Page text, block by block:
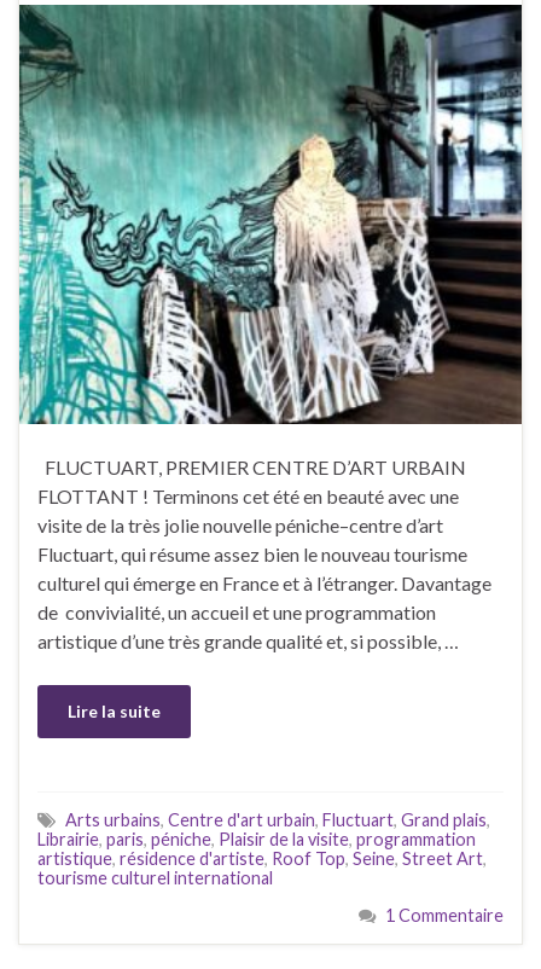
FLUCTUART, PREMIER CENTRE D’ART URBAIN
FLOTTANT ! Terminons cet été en beauté avec une
visite de la très jolie nouvelle péniche–centre d’art
Fluctuart, qui résume assez bien le nouveau tourisme
culturel qui émerge en France et à l’étranger. Davantage
de convivialité, un accueil et une programmation
artistique d’une très grande qualité et, si possible, …
Lire la suite
Arts urbains, Centre d'art urbain, Fluctuart, Grand plais,
Librairie, paris, péniche, Plaisir de la visite, programmation
artistique, résidence d'artiste, Roof Top, Seine, Street Art,
tourisme culturel international
1 Commentaire